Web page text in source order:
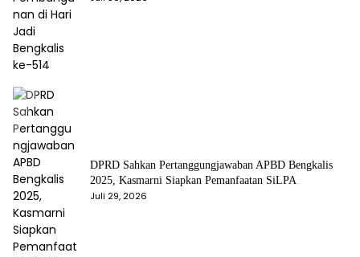
DPRD Sahkan Pertanggungjawaban APBD Bengkalis
2025, Kasmarni Siapkan Pemanfaatan SiLPA
Juli 29, 2026